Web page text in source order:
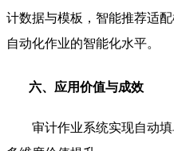
计数据与模板，智能推荐适
自动化作业的智能化水平。
六、应用价值与成效
审计作业系统实现自动